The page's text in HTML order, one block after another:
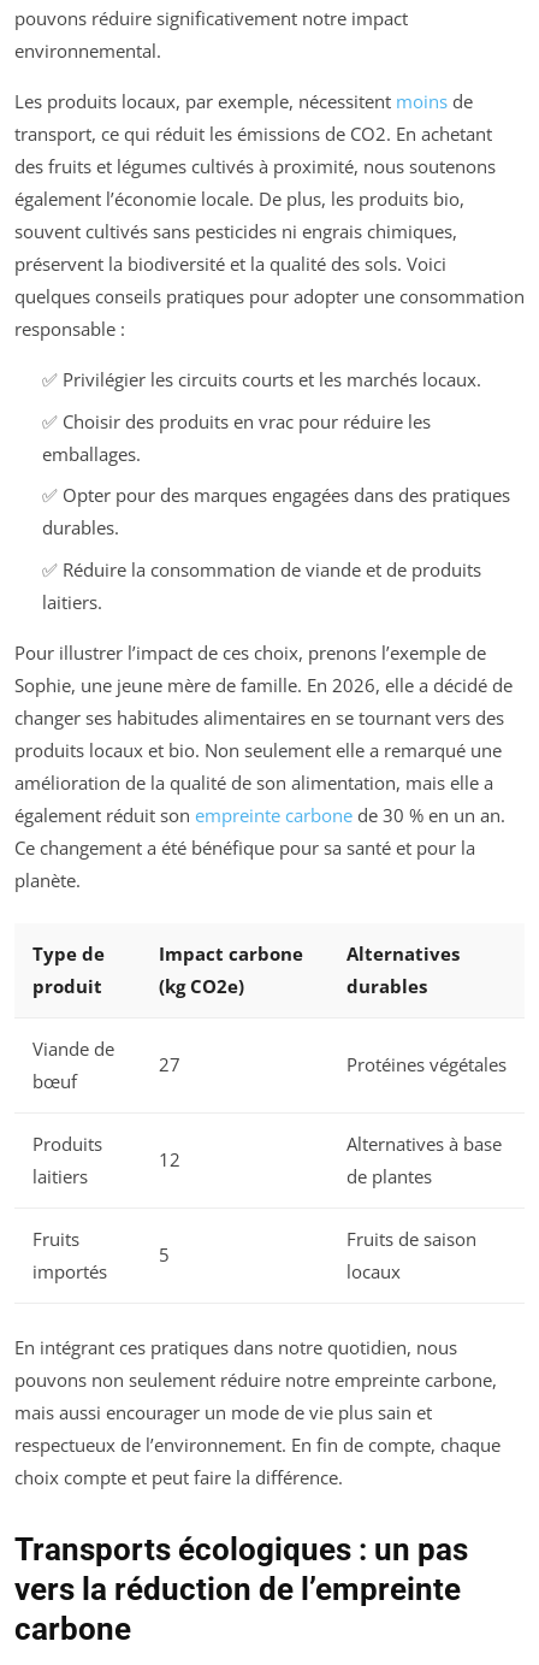
pouvons réduire significativement notre impact
environnemental.
Les produits locaux, par exemple, nécessitent moins de
transport, ce qui réduit les émissions de CO2. En achetant
des fruits et légumes cultivés à proximité, nous soutenons
également l’économie locale. De plus, les produits bio,
souvent cultivés sans pesticides ni engrais chimiques,
préservent la biodiversité et la qualité des sols. Voici
quelques conseils pratiques pour adopter une consommation
responsable :
✅ Privilégier les circuits courts et les marchés locaux.
✅ Choisir des produits en vrac pour réduire les
emballages.
✅ Opter pour des marques engagées dans des pratiques
durables.
✅ Réduire la consommation de viande et de produits
laitiers.
Pour illustrer l’impact de ces choix, prenons l’exemple de
Sophie, une jeune mère de famille. En 2026, elle a décidé de
changer ses habitudes alimentaires en se tournant vers des
produits locaux et bio. Non seulement elle a remarqué une
amélioration de la qualité de son alimentation, mais elle a
également réduit son empreinte carbone de 30 % en un an.
Ce changement a été bénéfique pour sa santé et pour la
planète.
Type de
produit
Impact carbone
(kg CO2e)
Alternatives
durables
Viande de
bœuf
27 Protéines végétales
Produits
laitiers
12
Alternatives à base
de plantes
Fruits
importés
5
Fruits de saison
locaux
En intégrant ces pratiques dans notre quotidien, nous
pouvons non seulement réduire notre empreinte carbone,
mais aussi encourager un mode de vie plus sain et
respectueux de l’environnement. En fin de compte, chaque
choix compte et peut faire la différence.
Transports écologiques : un pas
vers la réduction de l’empreinte
carbone